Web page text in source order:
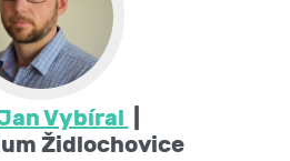
Vybíral
Židlochovice